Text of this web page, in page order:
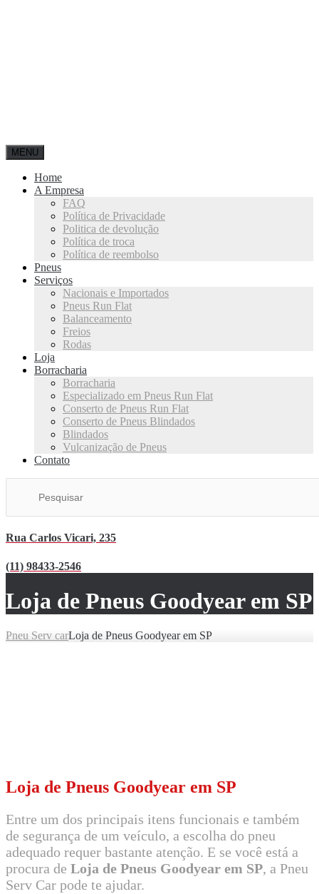
MENU
Home
A Empresa
FAQ
Política de Privacidade
Politica de devolução
Política de troca
Política de reembolso
Pneus
Serviços
Nacionais e Importados
Pneus Run Flat
Balanceamento
Freios
Rodas
Loja
Borracharia
Borracharia
Especializado em Pneus Run Flat
Conserto de Pneus Run Flat
Conserto de Pneus Blindados
Blindados
Vulcanização de Pneus
Contato
Rua Carlos Vicari, 235
(11) 98433-2546
Loja de Pneus Goodyear em SP
Pneu Serv carLoja de Pneus Goodyear em SP
Loja de Pneus Goodyear em SP
Entre um dos principais itens funcionais e também
de segurança de um veículo, a escolha do pneu
adequado requer bastante atenção. E se você está a
procura de Loja de Pneus Goodyear em SP, a Pneu
Serv Car pode te ajudar.